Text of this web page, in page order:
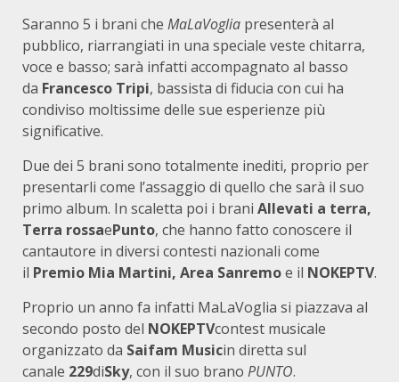
Saranno 5 i brani che MaLaVoglia presenterà al
pubblico, riarrangiati in una speciale veste chitarra,
voce e basso; sarà infatti accompagnato al basso
da Francesco Tripi, bassista di fiducia con cui ha
condiviso moltissime delle sue esperienze più
significative.
Due dei 5 brani sono totalmente inediti, proprio per
presentarli come l’assaggio di quello che sarà il suo
primo album. In scaletta poi i brani Allevati a terra,
Terra rossaePunto, che hanno fatto conoscere il
cantautore in diversi contesti nazionali come
il Premio Mia Martini, Area Sanremoe il NOKEPTV.
Proprio un anno fa infatti MaLaVoglia si piazzava al
secondo posto del NOKEPTVcontest musicale
organizzato da Saifam Musicin diretta sul
canale 229diSky, con il suo brano PUNTO.